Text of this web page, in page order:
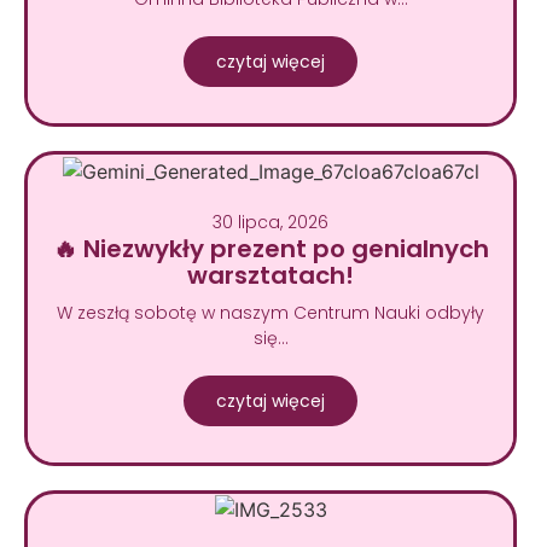
czytaj więcej
30 lipca, 2026
🔥 Niezwykły prezent po genialnych
warsztatach!
W zeszłą sobotę w naszym Centrum Nauki odbyły
się…
czytaj więcej